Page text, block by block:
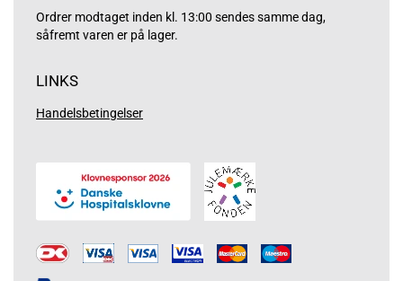
Ordrer modtaget inden kl. 13:00 sendes samme dag,
såfremt varen er på lager.
LINKS
Handelsbetingelser